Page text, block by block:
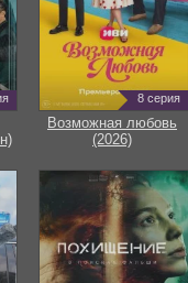
8 серия
Возможная любовь
(2026)